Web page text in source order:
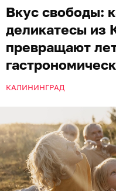
Вкус свободы:
деликатесы из
превращают
КАЛИНИНГРАД